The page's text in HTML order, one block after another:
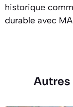
historique
durable avec
Autres